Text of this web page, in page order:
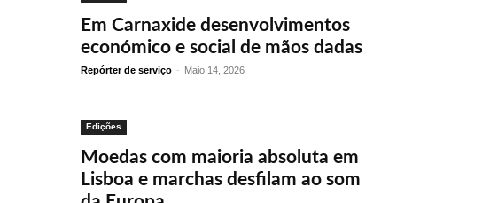
Em Carnaxide desenvolvimentos
económico e social de mãos dadas
Repórter de serviço - Maio 14, 2026
Edições
Moedas com maioria absoluta em
Lisboa e marchas desfilam ao som